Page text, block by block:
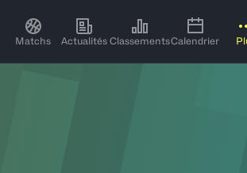
Matchs Actualités ClassementsCalendrier